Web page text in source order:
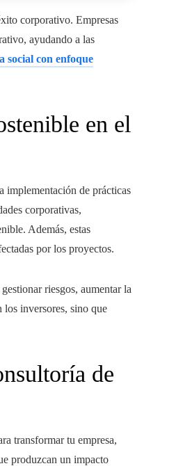
corporativo. Empresas
ayudando a las
social con enfoque
en el
implementación de prácticas
corporativas,
Además, estas
por los proyectos.
riesgos, aumentar la
inversores, sino que
de
transformar tu empresa,
produzcan un impacto